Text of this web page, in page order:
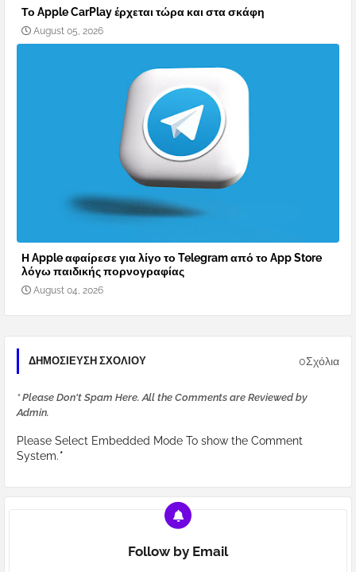
Το Apple CarPlay έρχεται τώρα και στα σκάφη
August 05, 2026
Η Apple αφαίρεσε για λίγο το Telegram από το App Store
λόγω παιδικής πορνογραφίας
August 04, 2026
ΔΗΜΟΣΊΕΥΣΗ ΣΧΟΛΊΟΥ 0Σχόλια
* Please Don't Spam Here. All the Comments are Reviewed by
Admin.
Please Select Embedded Mode To show the Comment
System.*
Follow by Email